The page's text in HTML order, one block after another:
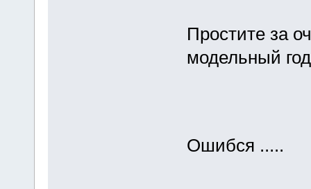
Простите за
модельный
Ошибся .....